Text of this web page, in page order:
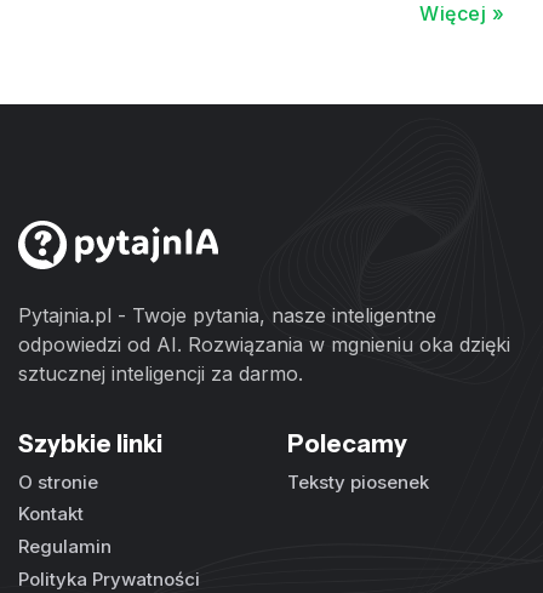
Więcej »
Pytajnia.pl - Twoje pytania, nasze inteligentne
odpowiedzi od AI. Rozwiązania w mgnieniu oka dzięki
sztucznej inteligencji za darmo.
Szybkie linki
O stronie
Kontakt
Regulamin
Polityka Prywatności
Polecamy
Teksty piosenek